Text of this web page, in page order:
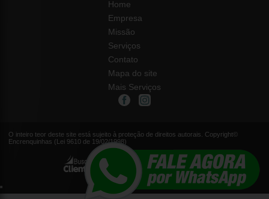
Home
Empresa
Missão
Serviços
Contato
Mapa do site
Mais Serviços
O inteiro teor deste site está sujeito à proteção de direitos autorais. Copyright©
Encrenquinhas (Lei 9610 de 19/02/1998)